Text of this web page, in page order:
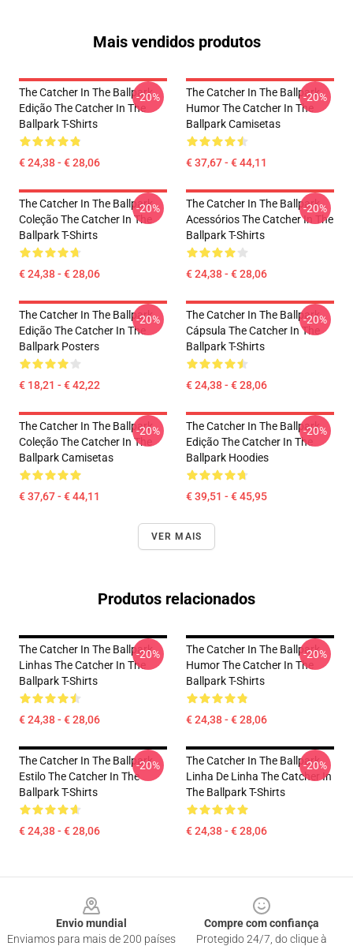
Mais vendidos produtos
The Catcher In The Ballpark
Edição The Catcher In The
Ballpark T-Shirts
€ 24,38 - € 28,06
-20%
The Catcher In The Ballpark
Humor The Catcher In The
Ballpark Camisetas
€ 37,67 - € 44,11
-20%
The Catcher In The Ballpark
Coleção The Catcher In The
Ballpark T-Shirts
€ 24,38 - € 28,06
-20%
The Catcher In The Ballpark
Acessórios The Catcher In The
Ballpark T-Shirts
€ 24,38 - € 28,06
-20%
The Catcher In The Ballpark
Edição The Catcher In The
Ballpark Posters
€ 18,21 - € 42,22
-20%
The Catcher In The Ballpark
Cápsula The Catcher In The
Ballpark T-Shirts
€ 24,38 - € 28,06
-20%
The Catcher In The Ballpark
Coleção The Catcher In The
Ballpark Camisetas
€ 37,67 - € 44,11
-20%
The Catcher In The Ballpark
Edição The Catcher In The
Ballpark Hoodies
€ 39,51 - € 45,95
-20%
VER MAIS
Produtos relacionados
The Catcher In The Ballpark
Linhas The Catcher In The
Ballpark T-Shirts
€ 24,38 - € 28,06
-20%
The Catcher In The Ballpark
Humor The Catcher In The
Ballpark T-Shirts
€ 24,38 - € 28,06
-20%
The Catcher In The Ballpark
Estilo The Catcher In The
Ballpark T-Shirts
€ 24,38 - € 28,06
-20%
The Catcher In The Ballpark
Linha De Linha The Catcher In
The Ballpark T-Shirts
€ 24,38 - € 28,06
-20%
Envio mundial
Enviamos para mais de 200 países
Compre com confiança
Protegido 24/7, do clique à